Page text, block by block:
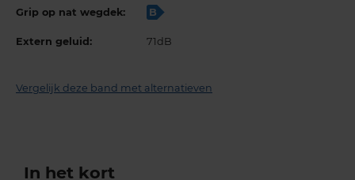
Grip op nat wegdek: B
Extern geluid: 71dB
Vergelijk deze band met alternatieven
In het kort